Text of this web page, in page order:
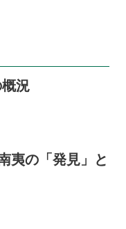
況
夷の「発見」と